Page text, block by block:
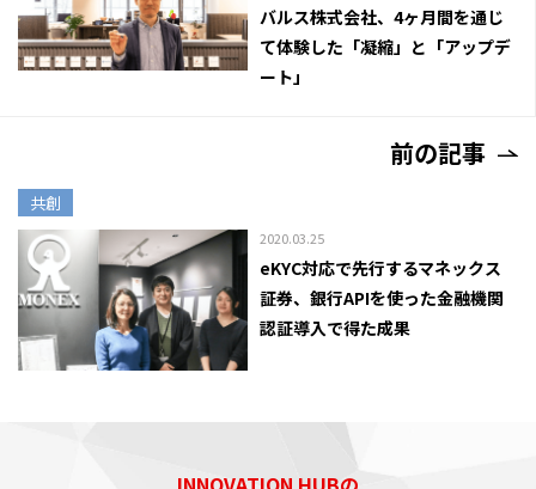
バルス株式会社、4ヶ月間を通じ
て体験した「凝縮」と「アップデ
ート」
前の記事
共創
2020.03.25
eKYC対応で先行するマネックス
証券、銀行APIを使った金融機関
認証導入で得た成果